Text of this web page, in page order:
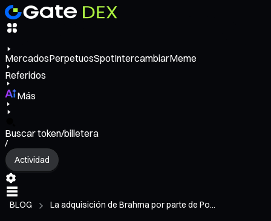
MercadosPerpetuosSpotIntercambiarMeme
Referidos
Más
Buscar token/billetera
/
Actividad
BLOG La adquisición de Brahma por parte de Po...